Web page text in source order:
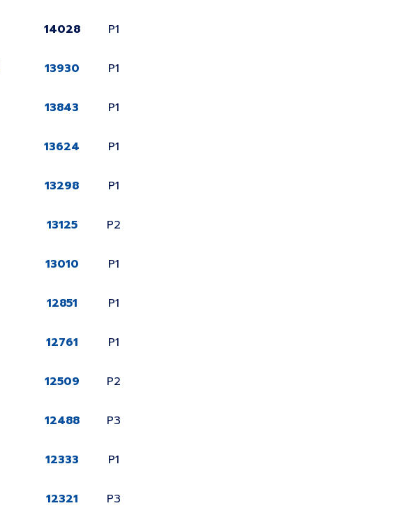
14028 P1
13930 P1
13843 P1
13624 P1
13298 P1
13125 P2
13010 P1
12851 P1
12761 P1
12509 P2
12488 P3
12333 P1
12321 P3